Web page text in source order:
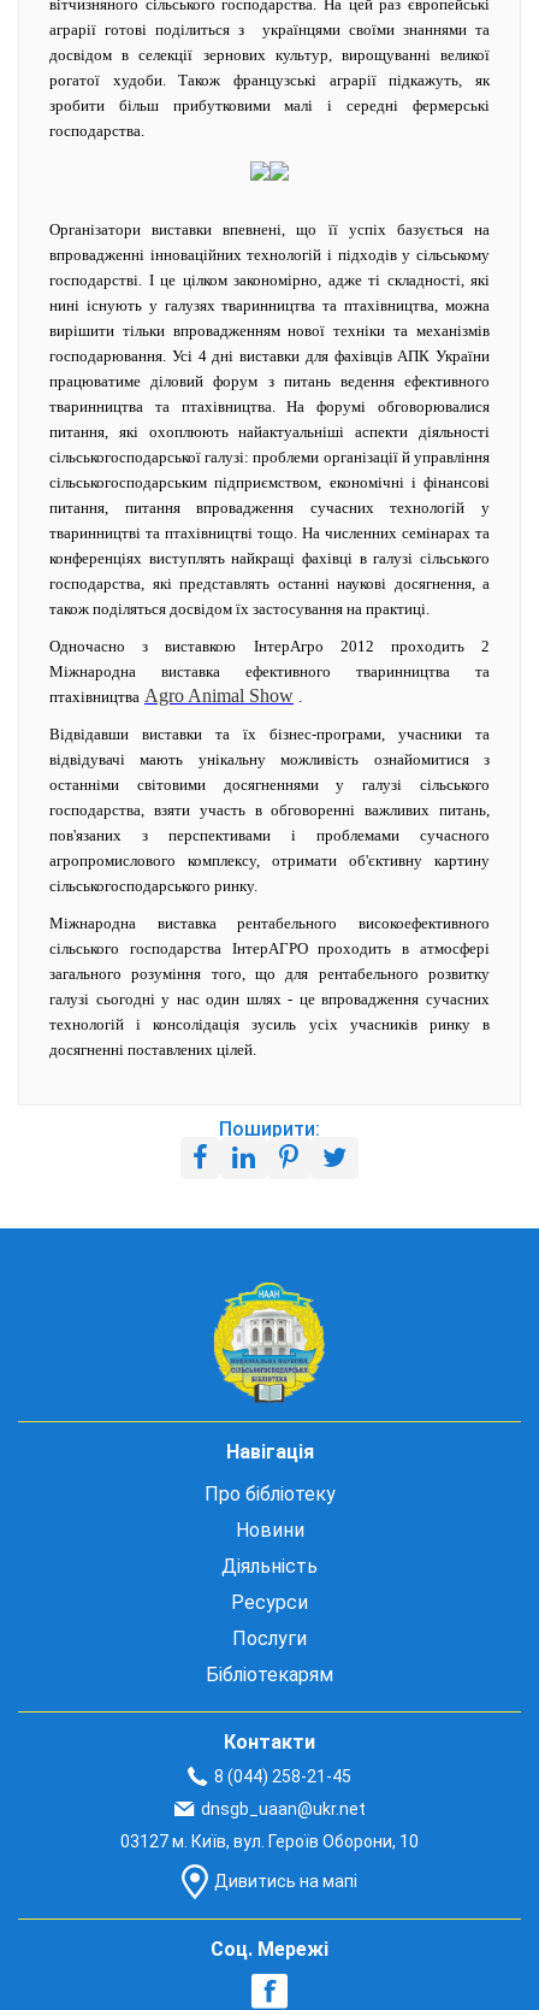
вітчизняного сільського господарства. На цей раз європейські
аграрії готові поділиться з українцями своїми знаннями та
досвідом в селекції зернових культур, вирощуванні великої
рогатої худоби. Також французські аграрії підкажуть, як
зробити більш прибутковими малі і середні фермерські
господарства.
Організатори виставки впевнені, що її успіх базується на
впровадженні інноваційних технологій і підходів у сільському
господарстві. І це цілком закономірно, адже ті складності, які
нині існують у галузях тваринництва та птахівництва, можна
вирішити тільки впровадженням нової техніки та механізмів
господарювання. Усі 4 дні виставки для фахівців АПК України
працюватиме діловий форум з питань ведення ефективного
тваринництва та птахівництва. На форумі обговорювалися
питання, які охоплюють найактуальніші аспекти діяльності
сільськогосподарської галузі: проблеми організації й управління
сільськогосподарським підприємством, економічні і фінансові
питання, питання впровадження сучасних технологій у
тваринництві та птахівництві тощо. На численних семінарах та
конференціях виступлять найкращі фахівці в галузі сільського
господарства, які представлять останні наукові досягнення, а
також поділяться досвідом їх застосування на практиці.
Одночасно з виставкою ІнтерАгро 2012 проходить 2
Міжнародна виставка ефективного тваринництва та
птахівництва Agro Animal Show
Відвідавши виставки та їх бізнес-програми, учасники та
відвідувачі мають унікальну можливість ознайомитися з
останніми світовими досягненнями у галузі сільського
господарства, взяти участь в обговоренні важливих питань,
пов'язаних з перспективами і проблемами сучасного
агропромислового комплексу, отримати об'єктивну картину
сільськогосподарського ринку.
Міжнародна виставка рентабельного високоефективного
сільського господарства ІнтерАГРО проходить в атмосфері
загального розуміння того, що для рентабельного розвитку
галузі сьогодні у нас один шлях - це впровадження сучасних
технологій і консолідація зусиль усіх учасників ринку в
досягненні поставлених цілей.
Поширити:
Навігація
Про бібліотеку
Новини
Діяльність
Ресурси
Послуги
Бібліотекарям
Контакти
8 (044) 258-21-45
dnsgb_uaan@ukr.net
03127 м. Київ, вул. Героїв Оборони, 10
Дивитись на мапі
Соц. Мережі